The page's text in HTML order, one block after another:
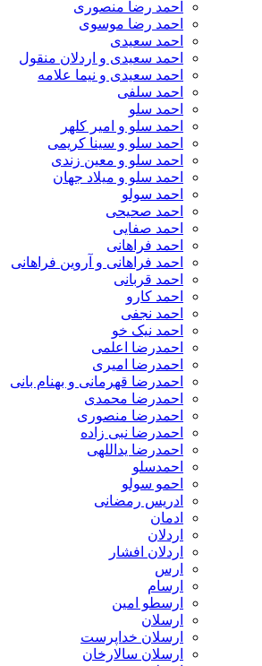
احمد رضا منصوری
احمد رضا موسوی
احمد سعیدی
احمد سعیدی و اردلان منقول
احمد سعیدی و نیما علامه
احمد سلفی
احمد سلو
احمد سلو و امیر کلهر
احمد سلو و سینا کریمی
احمد سلو و معین زندی
احمد سلو و میلاد جهان
احمد سولو
احمد صحیحی
احمد صفایی
احمد فراهانی
احمد فراهانی و آروین فراهانی
احمد قربانی
احمد کارو
احمد نجفی
احمد نیک خو
احمدرضا اعلمی
احمدرضا امیری
احمدرضا قهرمانی و بهنام بانی
احمدرضا محمدی
احمدرضا منصوری
احمدرضا نبی زاده
احمدرضا یداللهی
احمدسلو
احمو سولو
ادریس رمضانی
ادمان
اردلان
اردلان افشار
ارس
ارسام
ارسطو امین
ارسلان
ارسلان خداپرست
ارسلان سالارخان